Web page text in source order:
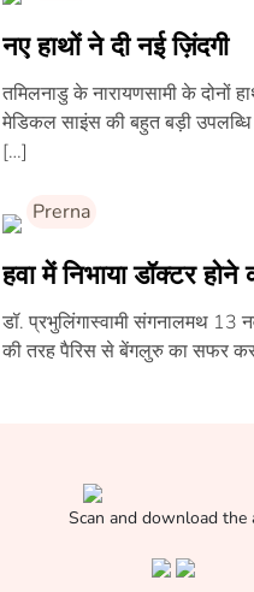
नए हाथों ने दी नई ज़िंदगी
तमिलनाडु के नारायणसामी के दोनों
मेडिकल साइंस की बहुत बड़ी उपलब्धि
[…]
Prerna
हवा में निभाया डॉक्टर होने
डॉ. प्रभुलिंगास्वामी संगनालमथ 13
की तरह पैरिस से बेंगलुरु का सफर
Scan and download the